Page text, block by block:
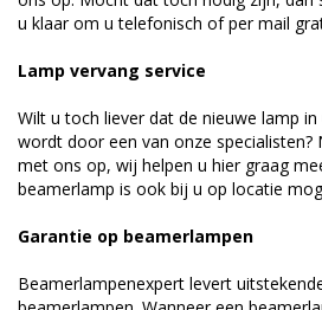
u klaar om u telefonisch of per mail
Lamp vervang service
Wilt u toch liever dat de nieuwe lamp
wordt door een van onze specialisten?
met ons op, wij helpen u hier graag
beamerlamp is ook bij u op locatie
Garantie op beamerlampen
Beamerlampenexpert levert